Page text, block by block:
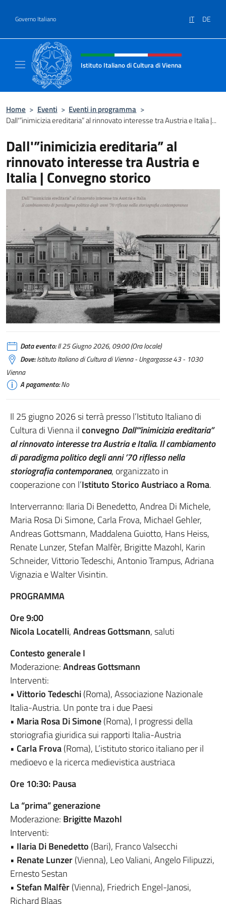
Governo Italiano IT DE
Intestazione sito, social e menù
Istituto Italiano di Cultura di Vienna
Home > Eventi > Eventi in programma >
Dall'”inimicizia ereditaria” al rinnovato interesse tra Austria e Italia |...
Dall'”inimicizia ereditaria” al
rinnovato interesse tra Austria e
Italia | Convegno storico
Data evento:Il 25 Giugno 2026, 09:00 (Ora locale)
Dove:Istituto Italiano di Cultura di Vienna - Ungargasse 43 - 1030
Vienna
A pagamento:No
Il 25 giugno 2026 si terrà presso l’Istituto Italiano di
Cultura di Vienna ilconvegno Dall’“inimicizia ereditaria”
al rinnovato interesse tra Austria e Italia. Il cambiamento
di paradigma politico degli anni ’70 riflesso nella
storiografia contemporanea, organizzato in
cooperazione con l’Istituto Storico Austriaco a Roma.
Interverranno: Ilaria Di Benedetto, Andrea Di Michele,
Maria Rosa Di Simone, Carla Frova, Michael Gehler,
Andreas Gottsmann, Maddalena Guiotto, Hans Heiss,
Renate Lunzer, Stefan Malfèr, Brigitte Mazohl, Karin
Schneider, Vittorio Tedeschi, Antonio Trampus, Adriana
Vignazia e Walter Visintin.
PROGRAMMA
Ore 9:00
Nicola Locatelli,Andreas Gottsmann, saluti
Contesto generale I
Moderazione:Andreas Gottsmann
Interventi:
• Vittorio Tedeschi(Roma), Associazione Nazionale
Italia-Austria. Un ponte tra i due Paesi
• Maria Rosa Di Simone(Roma), I progressi della
storiografia giuridica sui rapporti Italia-Austria
• Carla Frova(Roma), L’istituto storico italiano per il
medioevo e la ricerca medievistica austriaca
Ore 10:30: Pausa
La “prima” generazione
Moderazione: Brigitte Mazohl
Interventi:
• Ilaria Di Benedetto (Bari), Franco Valsecchi
• Renate Lunzer(Vienna), Leo Valiani, Angelo Filipuzzi,
Ernesto Sestan
• Stefan Malfèr(Vienna), Friedrich Engel-Janosi,
Richard Blaas